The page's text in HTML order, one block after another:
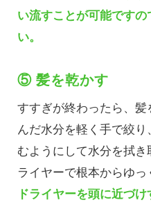
い流すことが可能です
い。
⑤ 髪を乾かす
すすぎが終わったら、
んだ水分を軽く手で絞
むようにして水分を拭
ライヤーで根本からゆっ
ドライヤーを頭に近づ